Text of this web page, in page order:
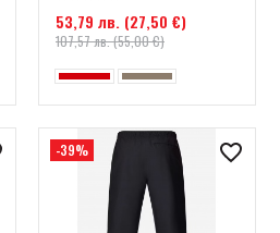
53,79 лв. (27,50 €)
107,57 лв. (55,00 €)
-39%